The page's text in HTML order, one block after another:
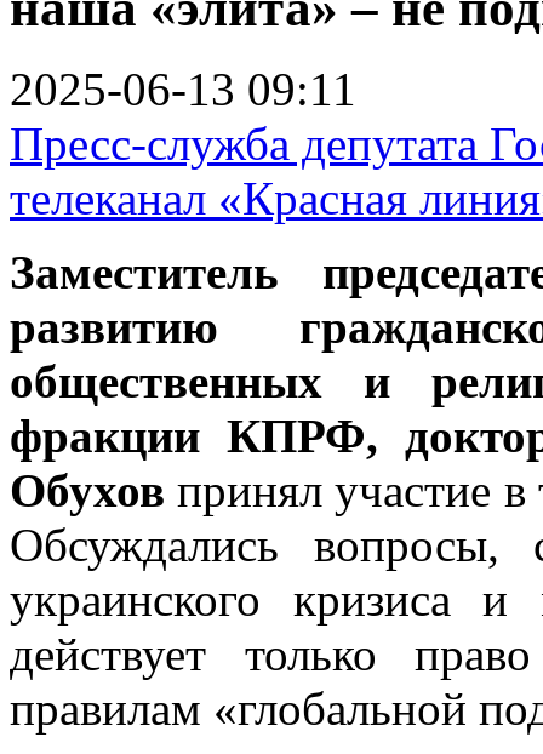
2025-06-13 09:11
Пресс-служба депутата
телеканал «Красная
Заместитель
развитию
общественных и
фракции КПРФ,
Обухов принял участие
Обсуждались вопросы,
украинского кризиса и
действует только
правилам «глобальной